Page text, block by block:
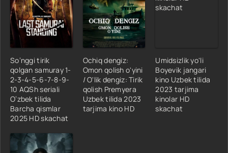
So‘nggi tirik
qolgan samuray 1-
2-3-4-5-6-7-8-9-
10 AQSh seriali
O‘zbek tilida
Barcha qismlar
2025 HD skachat
Ochiq dengiz:
Omon qolish o'yini
/ O'lik dengiz: Tirik
qolish Premyera
Uzbek tilida 2023
tarjima kino HD
Umidsizlik yo'li
Boyevik jangari
kino Uzbek tilida
2023 tarjima
kinolar HD
skachat